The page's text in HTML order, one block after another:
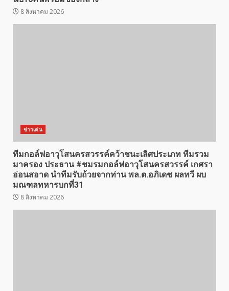
8 สิงหาคม 2026
ข่าวเด่น
ทีมกอล์ฟอาวุโสนครสวรรค์คว้าชนะเลิศประเภท ทีมรวม
มาครอง ประธาน #ชมรมกอล์ฟอาวุโสนครสวรรค์ เกศรา
อ่อนสอาด นำทีมรับถ้วยจากท่าน พล.ต.อภิเดช ผลทวี ผบ
มณฑลทหารบกที่31
8 สิงหาคม 2026